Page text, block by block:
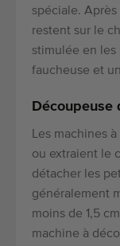
spéciale.
restent sur le
stimulée en les
faucheuse et
Découpeuse
Les machines
ou extraient le
détacher les
généralement
moins de 1,5
machine à